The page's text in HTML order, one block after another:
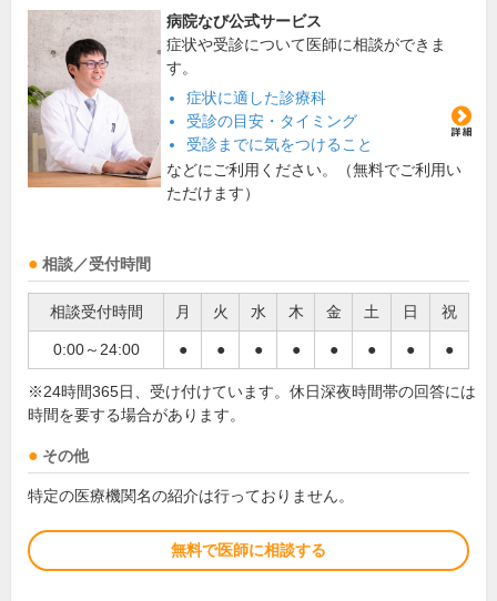
病院なび公式サービス
症状や受診について医師に相談ができま
す。
症状に適した診療科
受診の目安・タイミング
受診までに気をつけること
などにご利用ください。（無料でご利用い
ただけます）
相談／受付時間
相談受付時間 月 火 水 木 金 土 日 祝
0:00～24:00 ● ● ● ● ● ● ● ●
※24時間365日、受け付けています。休日深夜時間帯の回答には
時間を要する場合があります。
その他
特定の医療機関名の紹介は行っておりません。
無料で医師に相談する